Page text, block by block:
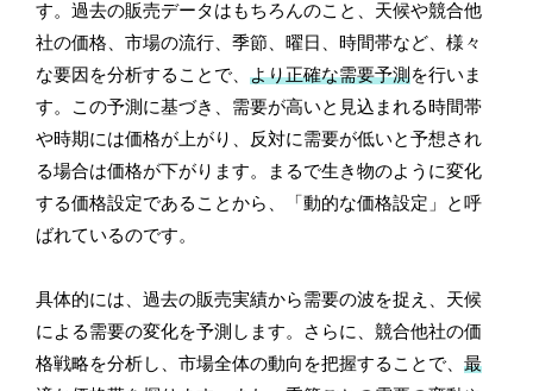
す。過去の販売データはもちろんのこと、天候や競合他
社の価格、市場の流行、季節、曜日、時間帯など、様々
な要因を分析することで、より正確な需要予測を行いま
す。この予測に基づき、需要が高いと見込まれる時間帯
や時期には価格が上がり、反対に需要が低いと予想され
る場合は価格が下がります。まるで生き物のように変化
する価格設定であることから、「動的な価格設定」と呼
ばれているのです。
具体的には、過去の販売実績から需要の波を捉え、天候
による需要の変化を予測します。さらに、競合他社の価
格戦略を分析し、市場全体の動向を把握することで、最